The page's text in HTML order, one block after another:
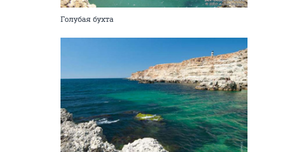
Голубая бухта